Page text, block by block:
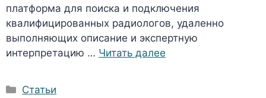
платформа для поиска и подключения
квалифицированных радиологов, удаленно
выполняющих описание и экспертную
интерпретацию … Читать далее
Рубрики
Статьи